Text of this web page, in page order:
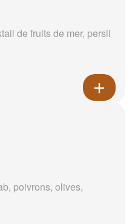
de fruits de mer, persil
poivrons, olives,